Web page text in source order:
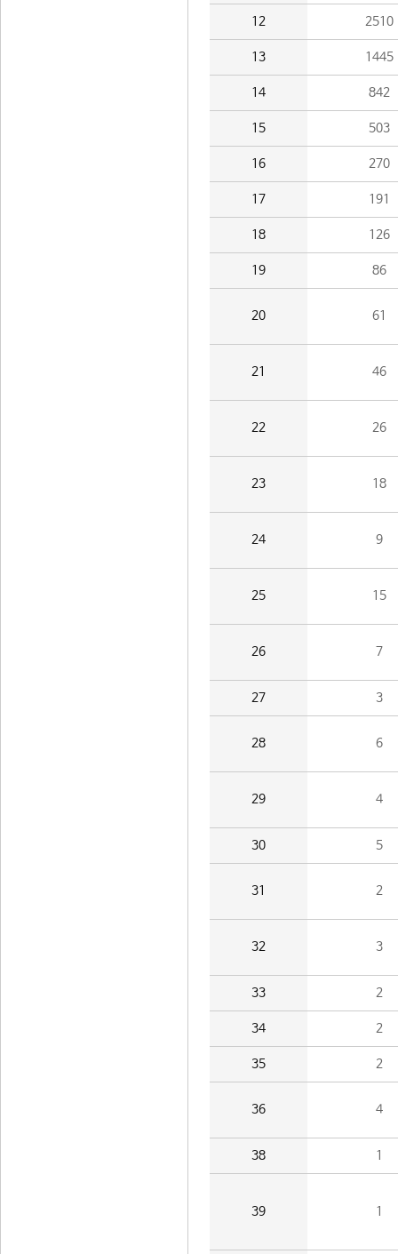
12 2510
13 1445
14 842
15 503
16 270
17 191
18 126
19 86
20 61
21 46
22 26
23 18
24 9
25 15
26 7
27 3
28 6
29 4
30 5
31 2
32 3
33 2
34 2
35 2
36 4
38 1
39 1